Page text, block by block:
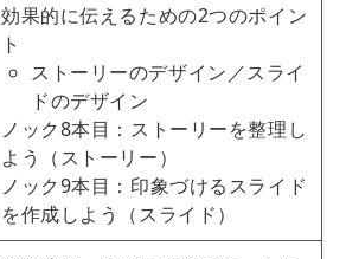
効果的に伝えるための2つのポイン
ト
ストーリーのデザイン／スライ
ドのデザイン
ノック8本目：ストーリーを整理し
よう（ストーリー）
ノック9本目：印象づけるスライド
を作成しよう（スライド）